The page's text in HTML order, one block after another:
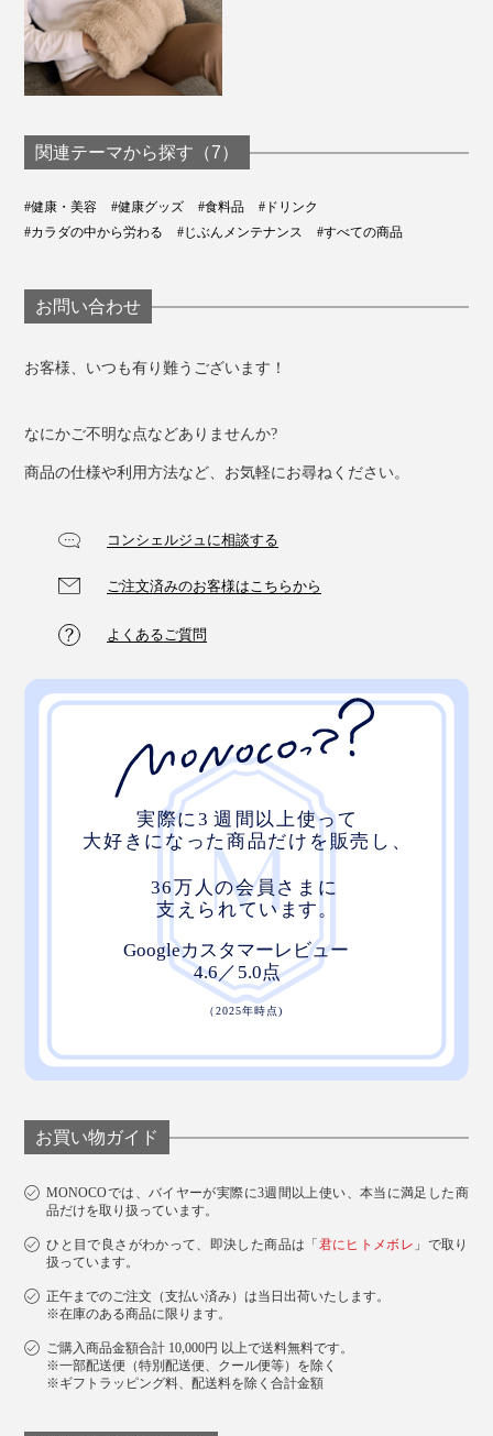
関連テーマから探す（7）
#健康・美容 #健康グッズ #食料品
#ドリンク
#カラダの中から労わる
#じぶんメンテナンス #すべての商品
お問い合わせ
お客様、いつも有り難うございます！
なにかご不明な点などありませんか?
商品の仕様や利用方法など、お気軽にお尋ねください。
コンシェルジュに相談する
ご注文済みのお客様はこちらから
よくあるご質問
お買い物ガイド
MONOCOでは、バイヤーが実際に3週間以上使い、本当に満足した商
品だけを取り扱っています。
ひと目で良さがわかって、即決した商品は「君にヒトメボレ 」で取り
扱っています。
正午までのご注文（支払い済み）は当日出荷いたします。
※在庫のある商品に限ります。
ご購入商品金額合計 10,000円 以上で送料無料です。
※一部配送便（特別配送便、クール便等）を除く
※ギフトラッピング料、配送料を除く合計金額